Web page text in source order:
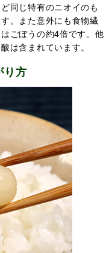
同じ特有のニオイのも
。また意外にも食物繊
ごぼうの約4倍です。他
は含まれています。
り方